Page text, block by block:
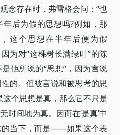
念存在时，弗雷格会问：“也
后为假的思想吗?例如，那
这个思想在半年后便为假
为对“这棵树长满绿叶”的陈
他所说的“思想”，因为言说
的。但被言说和被思考的思
这个思想是真，那么它不只是
时间地为真。因而在‘是真’中
的当下，而是——如果这个表